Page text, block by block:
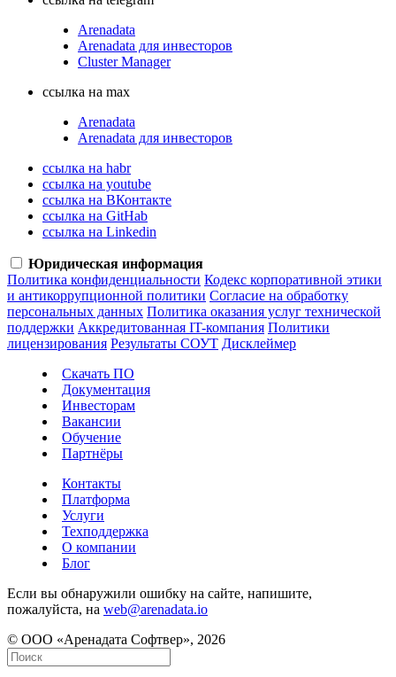
Arenadata
Arenadata для инвесторов
Cluster Manager
ссылка на max
Arenadata
Arenadata для инвесторов
ссылка на habr
ссылка на youtube
ссылка на ВКонтакте
ссылка на GitHab
ссылка на Linkedin
Юридическая информация
Политика конфиденциальности Кодекс корпоративной этики
и антикоррупционной политики Согласие на обработку
персональных данных Политика оказания услуг технической
поддержки Аккредитованная IT-компания Политики
лицензирования Результаты СОУТ Дисклеймер
Скачать ПО
Документация
Инвесторам
Вакансии
Обучение
Партнёры
Контакты
Платформа
Услуги
Техподдержка
О компании
Блог
Если вы обнаружили ошибку на сайте, напишите,
пожалуйста, на web@arenadata.io
© ООО «Аренадата Софтвер», 2026